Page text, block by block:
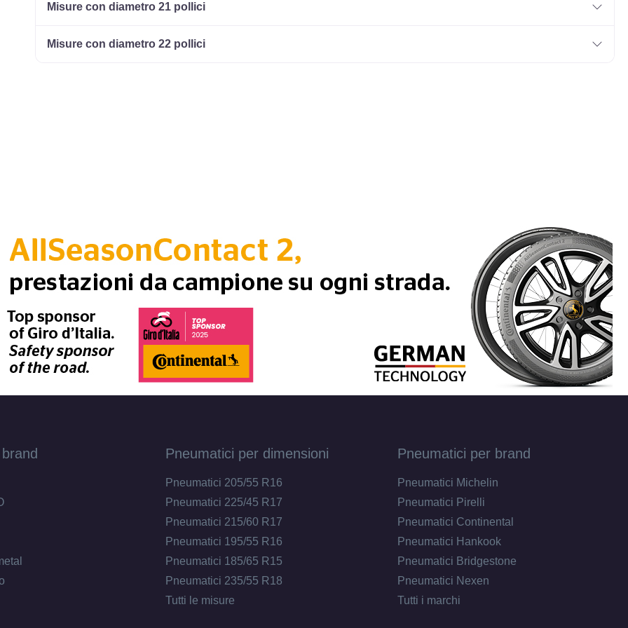
Misure con diametro 21 pollici
Misure con diametro 22 pollici
Pneumatici per dimensioni
Pneumatici 205/55 R16
Pneumatici 225/45 R17
Pneumatici 215/60 R17
Pneumatici 195/55 R16
Pneumatici 185/65 R15
Pneumatici 235/55 R18
Tutti le misure
Pneumatici per brand
Pneumatici Michelin
Pneumatici Pirelli
Pneumatici Continental
Pneumatici Hankook
Pneumatici Bridgestone
Pneumatici Nexen
Tutti i marchi